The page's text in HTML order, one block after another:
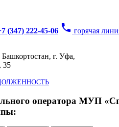
(347) 222-45-06 phone горячая
г. Уфа,
35
оператора МУП